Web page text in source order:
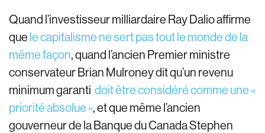
Quand l’investisseur milliardaire Ray Dalio affirme
quele capitalisme ne sert pas tout le monde de la
même façon, quand l’ancien Premier ministre
conservateur Brian Mulroney dit qu’un revenu
minimum garanti doit être considéré comme une «
priorité absolue », et que même l’ancien
gouverneur de la Banque du Canada Stephen